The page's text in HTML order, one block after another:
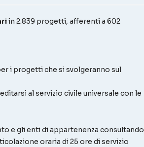
in 2.839 progetti, afferenti a 602
i progetti che si svolgeranno sul
al servizio civile universale con le
e gli enti di appartenenza consultando
oraria di 25 ore di servizio